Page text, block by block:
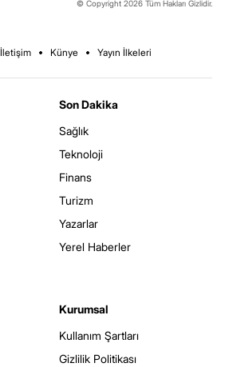
© Copyright 2026 Tüm Hakları Gizlidir.
İletişim Künye Yayın İlkeleri
Son Dakika
Sağlık
Teknoloji
Finans
Turizm
Yazarlar
Yerel Haberler
Kurumsal
Kullanım Şartları
Gizlilik Politikası